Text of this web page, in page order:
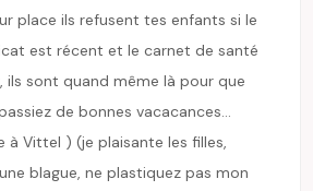
place ils refusent tes enfants si le
est récent et le carnet de santé
ils sont quand même là pour que
de bonnes vacacances…
à Vittel ) (je plaisante les filles,
blague, ne plastiquez pas mon